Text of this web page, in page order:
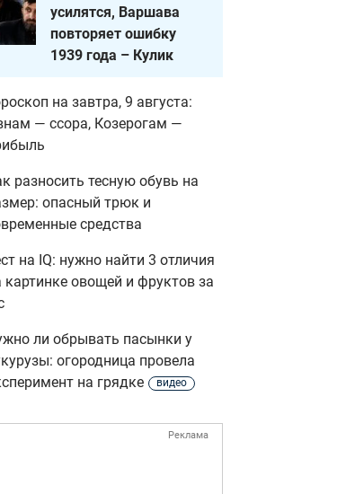
усилятся, Варшава
повторяет ошибку
1939 года – Кулик
на завтра, 9 августа:
— ссора, Козерогам —
разносить тесную обувь на
опасный трюк и
средства
на IQ: нужно найти 3 отличия
картинке овощей и фруктов за
ли обрывать пасынки у
огородница провела
на грядке
видео
Реклама